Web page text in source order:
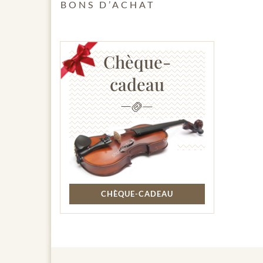
BONS D’ACHAT
Chèque-
cadeau
CHÈQUE-CADEAU